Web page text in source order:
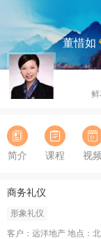
鲜
董惜如
简介 课程 视频
商务礼仪
形象礼仪
客户：远洋地产 地点：